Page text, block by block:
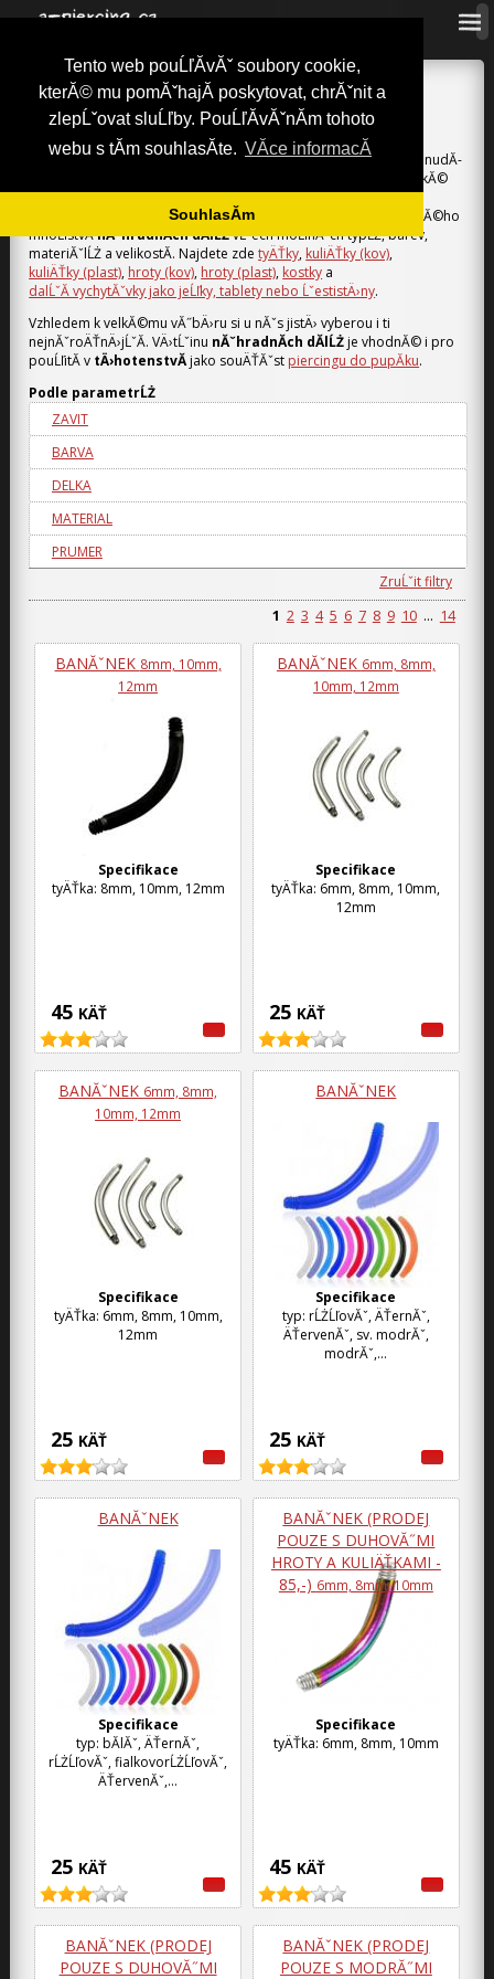
Tento web pouĹľĂ­vĂˇ soubory cookie,
kterĂ© mu pomĂˇhajĂ­ poskytovat, chrĂˇnit a
zlepĹˇovat sluĹľby. PouĹľĂ­vĂˇnĂ­m tohoto
webu s tĂ­m souhlasĂ­te. VĂ­ce informacĂ­
SouhlasĂ­m
a-piercing.cz NĂˇhradnĂ­ dĂ­ly
NĂˇHRADNĂ­ DĂ­LY
Chcete si sestavit vlastnĂ­piercingpĹ™Ă­mo na mĂ­ru? UĹľ VĂˇs nudĂ­
? Chcete pĹ™ekvapovat svoje blĂ­zkĂ©
novĂ˝mi variacemi a designempiercingu? Nebo jen prostÄ›
potĹ™ebujete zmÄ›nu? U nĂˇs si mĹŻĹľete vybrat z nepĹ™ebernĂ©ho
mnoĹľstvĂ­nĂˇhradnĂ­ch dĂ­lĹŻvĹˇech moĹľnĂ˝ch typĹŻ, barev,
materiĂˇlĹŻ a velikostĂ­. Najdete zdetyÄŤky, kuliÄŤky (kov),
kuliÄŤky (plast), hroty (kov), hroty (plast), kostky a
dalĹˇĂ­ vychytĂˇvky jako jeĹľky, tablety nebo ĹˇestistÄ›ny.
Vzhledem k velkĂ©mu vĂ˝bÄ›ru si u nĂˇs jistÄ› vyberou i ti
nejnĂˇroÄŤnÄ›jĹˇĂ­. VÄ›tĹˇinu nĂˇhradnĂ­ch dĂ­lĹŻ je vhodnĂ© i pro
pouĹľitĂ­ v tÄ›hotenstvĂ­jako souÄŤĂˇst piercingu do pupĂ­ku.
Podle parametrĹŻ
ZAVIT
BARVA
DELKA
MATERIAL
PRUMER
ZruĹˇit filtry
1 2 3 4 5 6 7 8 9 10 ... 14
BANĂˇNEK 8mm, 10mm,
12mm
45 KÄŤ
Specifikace
tyÄŤka: 8mm, 10mm, 12mm
BANĂˇNEK 6mm, 8mm,
10mm, 12mm
25 KÄŤ
Specifikace
tyÄŤka: 6mm, 8mm, 10mm,
12mm
BANĂˇNEK 6mm, 8mm,
10mm, 12mm
25 KÄŤ
Specifikace
tyÄŤka: 6mm, 8mm, 10mm,
12mm
BANĂˇNEK
25 KÄŤ
Specifikace
typ: rĹŻĹľovĂˇ, ÄŤernĂˇ,
ÄŤervenĂˇ, sv. modrĂˇ,
modrĂˇ,...
BANĂˇNEK
25 KÄŤ
Specifikace
typ: bĂ­lĂˇ, ÄŤernĂˇ,
rĹŻĹľovĂˇ, fialkovorĹŻĹľovĂˇ,
ÄŤervenĂˇ,...
BANĂˇNEK (PRODEJ
POUZE S DUHOVĂ˝MI
HROTY A KULIÄŤKAMI -
85,-) 6mm, 8mm, 10mm
45 KÄŤ
Specifikace
tyÄŤka: 6mm, 8mm, 10mm
BANĂˇNEK (PRODEJ
POUZE S DUHOVĂ˝MI
BANĂˇNEK (PRODEJ
POUZE S MODRĂ˝MI